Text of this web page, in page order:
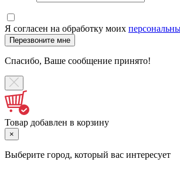
Я согласен на обработку моих
Спасибо, Ваше сообщение принято!
Товар добавлен в корзину
×
Выберите город, который вас интересует